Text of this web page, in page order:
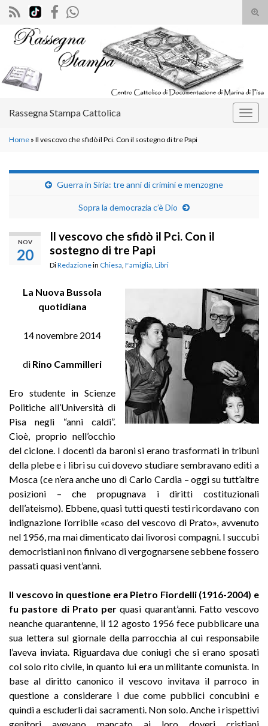
il
Search for:
Rassegna Stampa Cattolica
Home » Il vescovo che sfidò il Pci. Con il sostegno di tre Papi
Guerra in Siria: tre anni di crimini e menzogne
Sopra la democrazia c’è Dio
NOV
20
Il vescovo che sfidò il Pci. Con il
sostegno di tre Papi
DiRedazionein Chiesa Famiglia Libri
La Nuova Bussola
quotidiana
14 novembre 2014
di Rino Cammilleri
Ero studente in Scienze
Politiche all’Università di
Pisa negli “anni caldi”.
Cioè, proprio nell’occhio
del ciclone. I docenti da baroni si erano trasformati in tribuni
della plebe e i libri su cui dovevo studiare sembravano editi a
Mosca (ce n’era anche uno di Carlo Cardia – oggi su tutt’altre
posizioni – che propugnava i diritti costituzionali
dell’ateismo). Ebbene, quasi tutti questi testi ricordavano con
indignazione l’orribile «caso del vescovo di Prato», avvenuto
nel 1956, ma mai dimenticato dai livorosi compagni. I succubi
democristiani non finivano di vergognarsene sebbene fossero
passati quasi vent’anni.
Il vescovo in questione era Pietro Fiordelli (1916-2004) e
fu pastore di Prato per quasi quarant’anni. Fatto vescovo
neanche quarantenne, il 12 agosto 1956 fece pubblicare una
sua lettera sul giornale della parrocchia al cui responsabile
l’aveva inviata. Riguardava due coniugi che si erano sposati
col solo rito civile, in quanto lui era un militante comunista. In
base al diritto canonico il vescovo invitava il parroco in
questione a considerare i due come pubblici concubini e
quindi a escluderli dai sacramenti. Non solo. Anche i rispettivi